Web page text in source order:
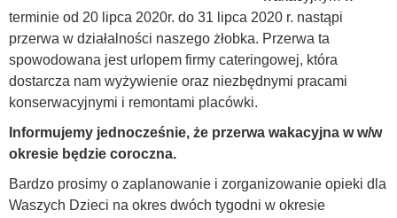
terminie od 20 lipca 2020r. do 31 lipca 2020 r. nastąpi
przerwa w działalności naszego żłobka. Przerwa ta
spowodowana jest urlopem firmy cateringowej, która
dostarcza nam wyżywienie oraz niezbędnymi pracami
konserwacyjnymi i remontami placówki.
Informujemy jednocześnie, że przerwa wakacyjna w w/w
okresie będzie coroczna.
Bardzo prosimy o zaplanowanie i zorganizowanie opieki dla
Waszych Dzieci na okres dwóch tygodni w okresie